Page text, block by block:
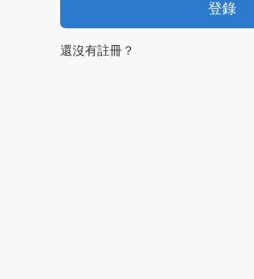
登錄
還沒有註冊？